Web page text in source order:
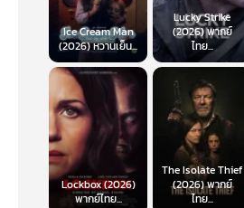
Ice Cream Man
(2026) หวานเย็น...
Lucky Strike
(2026) พากย์
ไทย...
Lockbox (2026)
พากย์ไทย...
The Isolate Thief
(2026) พากย์
ไทย...